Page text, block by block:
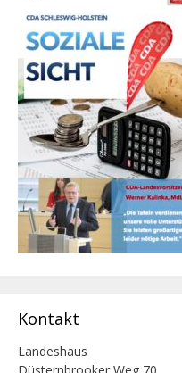
Kontakt
Landeshaus